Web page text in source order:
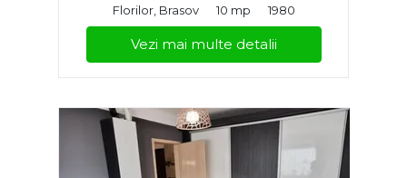
Florilor, Brasov
10 mp 1980
Vezi mai multe detalii